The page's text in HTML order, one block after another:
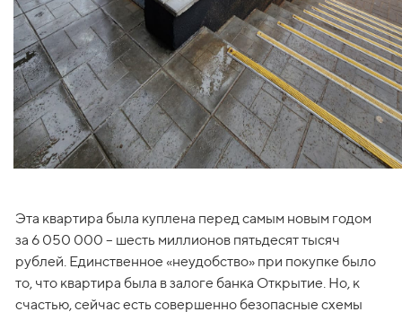
Эта квартира была куплена перед самым новым годом
за 6 050 000 – шесть миллионов пятьдесят тысяч
рублей. Единственное «неудобство» при покупке было
то, что квартира была в залоге банка Открытие. Но, к
счастью, сейчас есть совершенно безопасные схемы